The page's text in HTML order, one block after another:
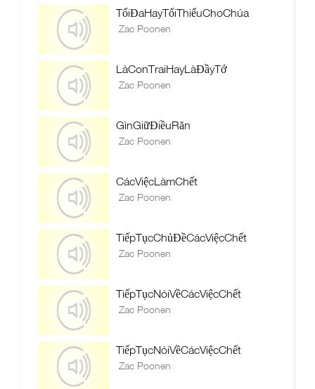
TốiĐaHayTốiThiểuChoChúa
Zac Poonen
LàConTraiHayLàĐầyTớ
Zac Poonen
GìnGiữĐiềuRăn
Zac Poonen
CácViệcLàmChết
Zac Poonen
TiếpTụcChủĐềCácViệcChết
Zac Poonen
TiếpTụcNóiVềCácViệcChết
Zac Poonen
TiếpTụcNóiVềCácViệcChết
Zac Poonen